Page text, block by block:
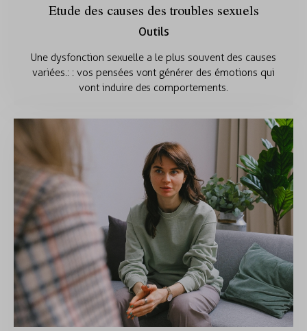
Etude des causes des troubles sexuels
Outils
Une dysfonction sexuelle a le plus souvent des causes
variées.: : vos pensées vont générer des émotions qui
vont induire des comportements.